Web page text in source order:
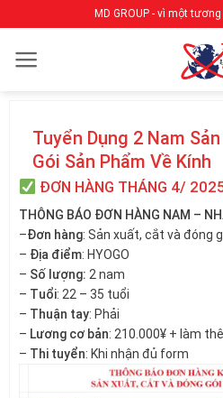
qua
nội
MD GROUP - vì một
Tuyển Dụng 2 Nam
Gói Sản Phẩm Về Kính
ĐƠN HÀNG THÁNG 4/
THÔNG BÁO ĐƠN HÀNG NAM –
–Đơn hàng: Sản xuất, cắt và đóng
– Địa điểm: HYOGO
– Số lượng: 2 nam
– Tuổi: 22 – 35 tuổi
– Thuận tay: Phải
– Lương cơ bản: 210.000¥ + làm
– Thi tuyển: Khi nhận đủ form